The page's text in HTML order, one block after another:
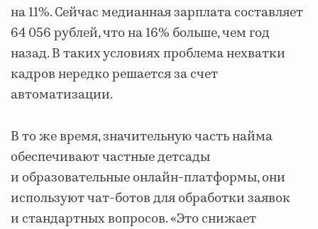
на 11%. Сейчас медианная зарплата составляет
64 056 рублей, что на 16% больше, чем год
назад. В таких условиях проблема нехватки
кадров нередко решается за счет
автоматизации.
В то же время, значительную часть найма
обеспечивают частные детсады
и образовательные онлайн-платформы, они
используют чат-ботов для обработки заявок
и стандартных вопросов. «Это снижает